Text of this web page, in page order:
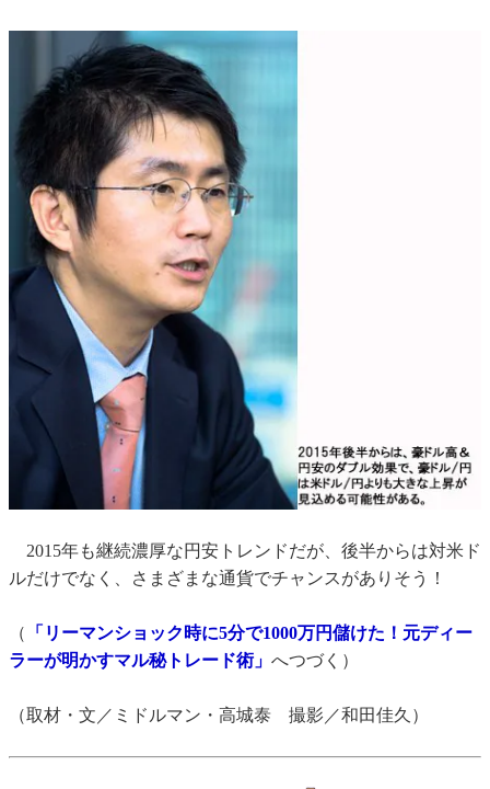
2015年も継続濃厚な円安トレンドだが、後半からは対米ド
ルだけでなく、さまざまな通貨でチャンスがありそう！
（
「リーマンショック時に5分で1000万円儲けた！元ディー
ラーが明かすマル秘トレード術」 へつづく）
（取材・文／ミドルマン・高城泰 撮影／和田佳久）